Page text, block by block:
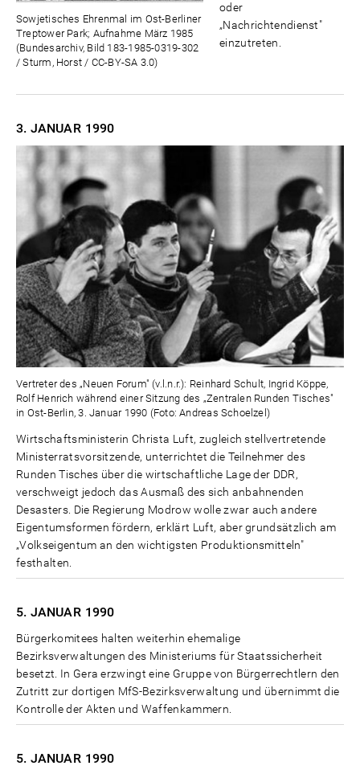
Sowjetisches Ehrenmal im Ost-Berliner
Treptower Park; Aufnahme März 1985
(Bundesarchiv, Bild 183-1985-0319-302
/ Sturm, Horst / CC-BY-SA 3.0)
oder
„Nachrichtendienst"
einzutreten.
3. JANUAR 1990
Vertreter des „Neuen Forum" (v.l.n.r.): Reinhard Schult, Ingrid Köppe,
Rolf Henrich während einer Sitzung des „Zentralen Runden Tisches"
in Ost-Berlin, 3. Januar 1990 (Foto: Andreas Schoelzel)
Wirtschaftsministerin Christa Luft, zugleich stellvertretende
Ministerratsvorsitzende, unterrichtet die Teilnehmer des
Runden Tisches über die wirtschaftliche Lage der DDR,
verschweigt jedoch das Ausmaß des sich anbahnenden
Desasters. Die Regierung Modrow wolle zwar auch andere
Eigentumsformen fördern, erklärt Luft, aber grundsätzlich am
„Volkseigentum an den wichtigsten Produktionsmitteln"
festhalten.
5. JANUAR 1990
Bürgerkomitees halten weiterhin ehemalige
Bezirksverwaltungen des Ministeriums für Staatssicherheit
besetzt. In Gera erzwingt eine Gruppe von Bürgerrechtlern den
Zutritt zur dortigen MfS-Bezirksverwaltung und übernimmt die
Kontrolle der Akten und Waffenkammern.
5. JANUAR 1990